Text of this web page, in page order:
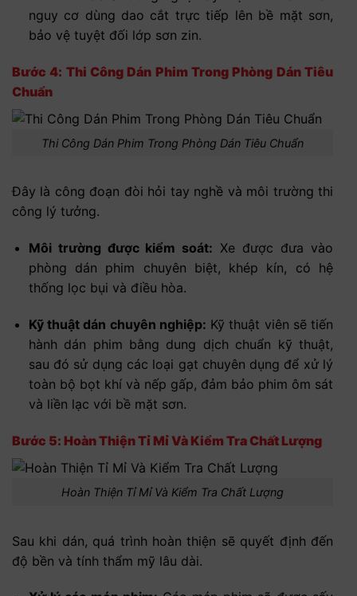
nguy cơ dùng dao cắt trực tiếp lên bề mặt sơn,
bảo vệ tuyệt đối lớp sơn zin.
Bước 4: Thi Công Dán Phim Trong Phòng Dán Tiêu
Chuẩn
Thi Công Dán Phim Trong Phòng Dán Tiêu Chuẩn
Đây là công đoạn đòi hỏi tay nghề và môi trường thi
công lý tưởng.
Môi trường được kiểm soát: Xe được đưa vào
phòng dán phim chuyên biệt, khép kín, có hệ
thống lọc bụi và điều hòa.
Kỹ thuật dán chuyên nghiệp: Kỹ thuật viên sẽ tiến
hành dán phim bằng dung dịch chuẩn kỹ thuật,
sau đó sử dụng các loại gạt chuyên dụng để xử lý
toàn bộ bọt khí và nếp gấp, đảm bảo phim ôm sát
và liền lạc với bề mặt sơn.
Bước 5: Hoàn Thiện Tỉ Mỉ Và Kiểm Tra Chất Lượng
Hoàn Thiện Tỉ Mỉ Và Kiểm Tra Chất Lượng
Sau khi dán, quá trình hoàn thiện sẽ quyết định đến
độ bền và tính thẩm mỹ lâu dài.